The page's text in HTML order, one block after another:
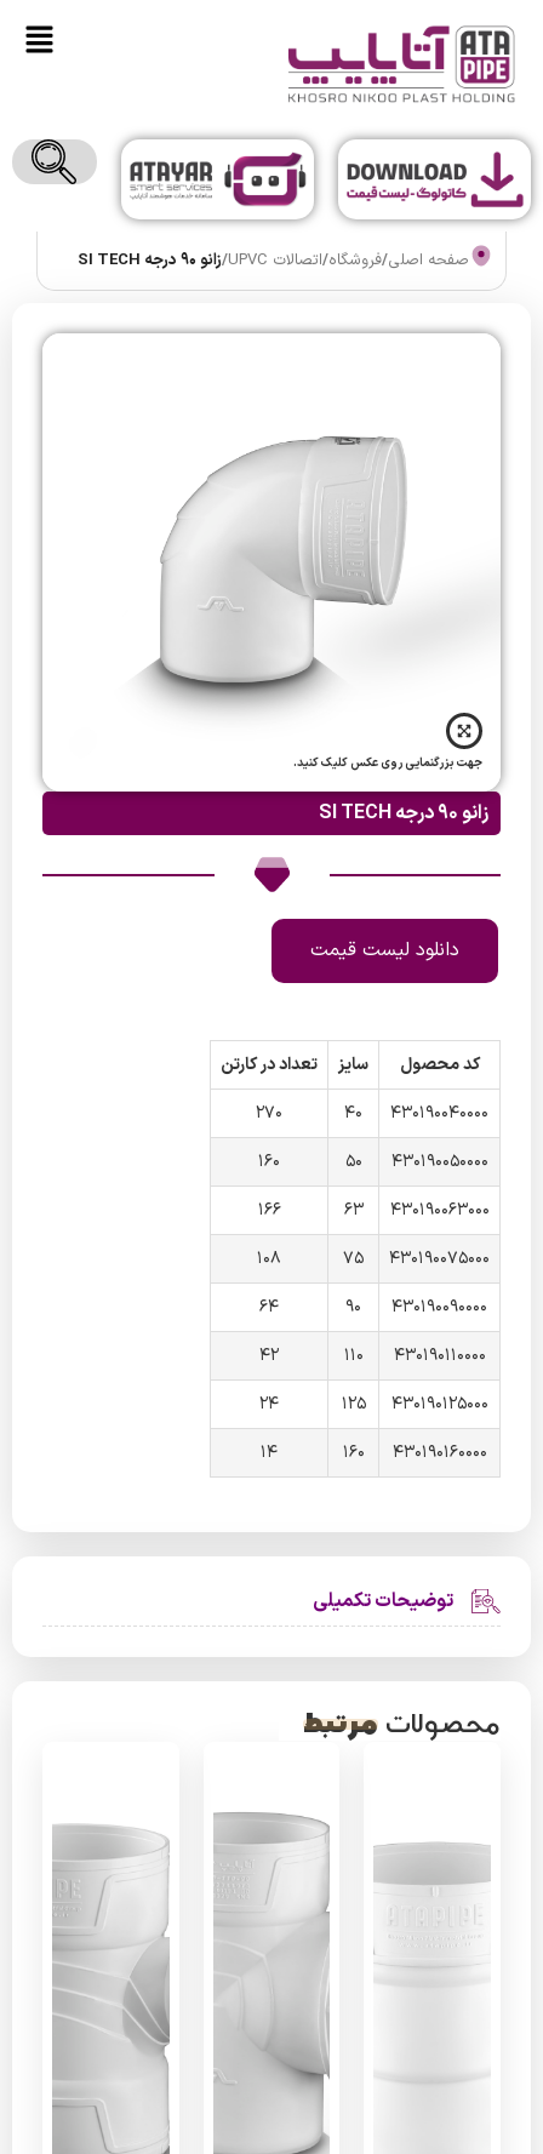
صفحه اصلی/فروشگاه/اتصالات UPVC /زانو 90 درجه SI TECH
زانو 90 درجه SI TECH
دانلود لیست قیمت
کد محصول سایز
تعداد در کارتن
430190040000
40
270
430190050000
50
160
430190063000
63
166
430190075000
75
108
430190090000
90
64
430190110000
110
42
430190125000
125
24
430190160000
160
14
جهت بزرگنمایی روی عکس کلیک کنید.
توضیحات تکمیلی
محصولات مرتبط